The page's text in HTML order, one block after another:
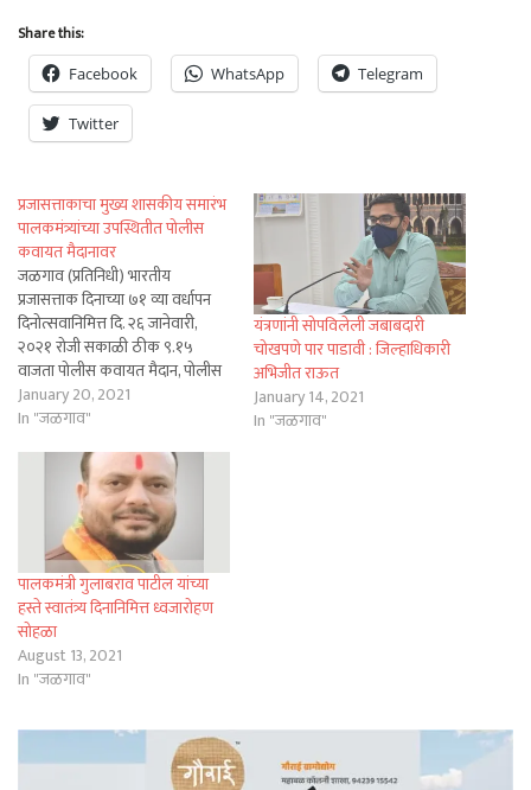
Share this:
Facebook WhatsApp Telegram
Twitter
प्रजासत्ताकाचा मुख्य शासकीय समारंभ
पालकमंत्र्यांच्या उपस्थितीत पोलीस
कवायत मैदानावर
जळगाव (प्रतिनिधी) भारतीय
प्रजासत्ताक दिनाच्या ७१ व्या वर्धापन
दिनोत्सवानिमित्त दि. २६ जानेवारी,
२०२१ रोजी सकाळी ठीक ९.१५
वाजता पोलीस कवायत मैदान, पोलीस
मुख्यालय जळगाव येथे राज्याचे
पाणीपुरवठा व स्वच्छतामंत्री तथा
यांच्या हस्ते ध्वजारोहणाचा मुख्य
शासकीय समारंभ आयोजित करण्यात
आला आहे. या कार्यक्रमास स्थानिक
लोकप्रतिनिधी, स्वातंत्र्यसैनिक, शहिद…
January 20, 2021
In "जळगाव"
यंत्रणांनी सोपविलेली जबाबदारी
चोखपणे पार पाडावी : जिल्हाधिकारी
अभिजीत राऊत
January 14, 2021
In "जळगाव"
पालकमंत्री गुलाबराव पाटील यांच्या
हस्ते स्वातंत्र्य दिनानिमित्त ध्वजारोहण
सोहळा
August 13, 2021
In "जळगाव"